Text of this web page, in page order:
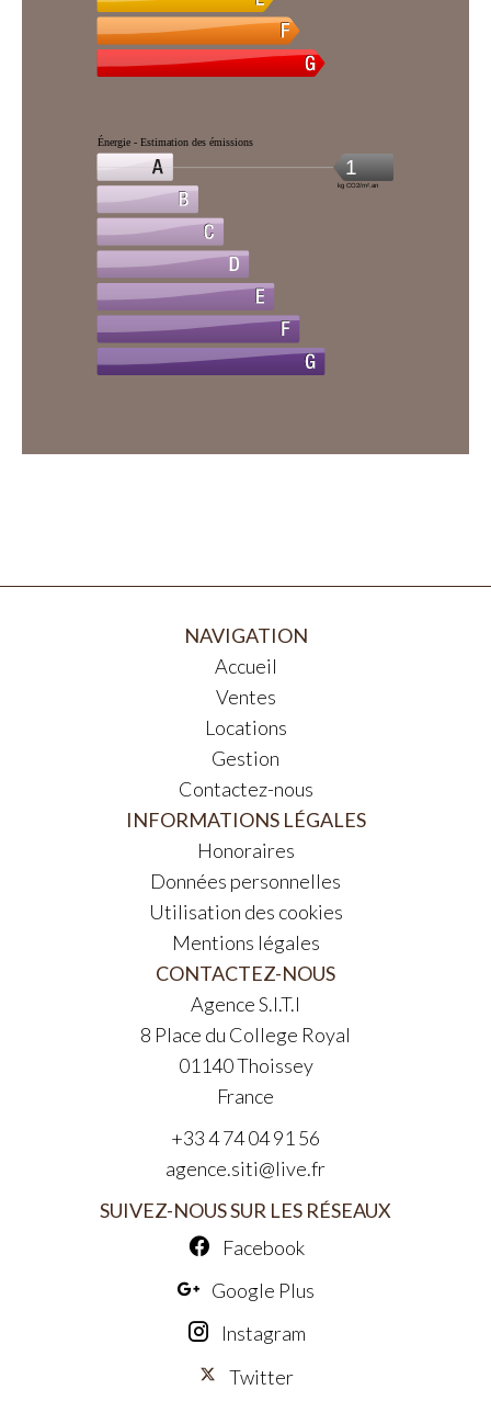
Énergie - Estimation des émissions
1
kg CO2/m².an
NAVIGATION
Accueil
Ventes
Locations
Gestion
Contactez-nous
INFORMATIONS LÉGALES
Honoraires
Données personnelles
Utilisation des cookies
Mentions légales
CONTACTEZ-NOUS
Agence S.I.T.I
8 Place du College Royal
01140Thoissey
France
+33 4 74 04 91 56
agence.siti@live.fr
SUIVEZ-NOUS SUR LES RÉSEAUX
Facebook
Google Plus
Instagram
Twitter